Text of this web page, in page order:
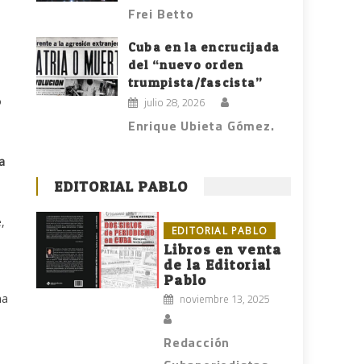
Frei Betto
Cuba en la encrucijada
del “nuevo orden
trumpista/fascista”
julio 28, 2026
Enrique Ubieta Gómez.
EDITORIAL PABLO
EDITORIAL PABLO
Libros en venta
de la Editorial
Pablo
noviembre 13, 2025
Redacción